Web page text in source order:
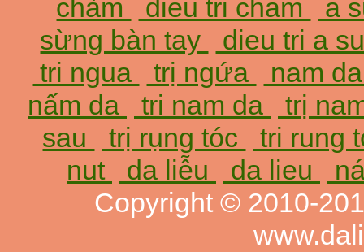
chàm
dieu tri cham
a
sừng bàn tay
dieu tri a
tri ngua
trị ngứa
nam
nấm da
tri nam da
trị
sau
trị rụng tóc
tri rung
nut
da liễu da lieu
Copyright © 2010-